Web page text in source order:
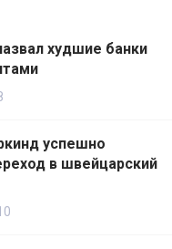
худшие банки
успешно
в швейцарский